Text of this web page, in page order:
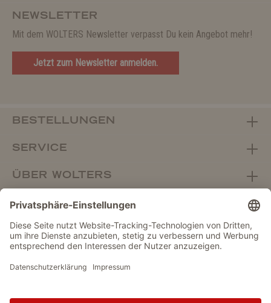
NEWSLETTER
Mit dem WOLTERS Newsletter verpasst Du kein Angebot mehr!
Jetzt zum Newsletter anmelden.
BESTELLUNGEN
SERVICE
ÜBER WOLTERS
FACHHANDEL
Vertrag widerrufen